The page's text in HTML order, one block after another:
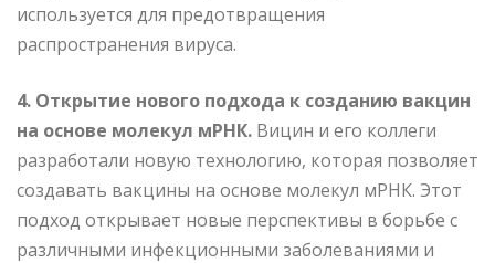
используется для предотвращения
распространения вируса.
4. Открытие нового подхода к созданию вакцин
на основе молекул мРНК. Вицин и его коллеги
разработали новую технологию, которая позволяет
создавать вакцины на основе молекул мРНК. Этот
подход открывает новые перспективы в борьбе с
различными инфекционными заболеваниями и